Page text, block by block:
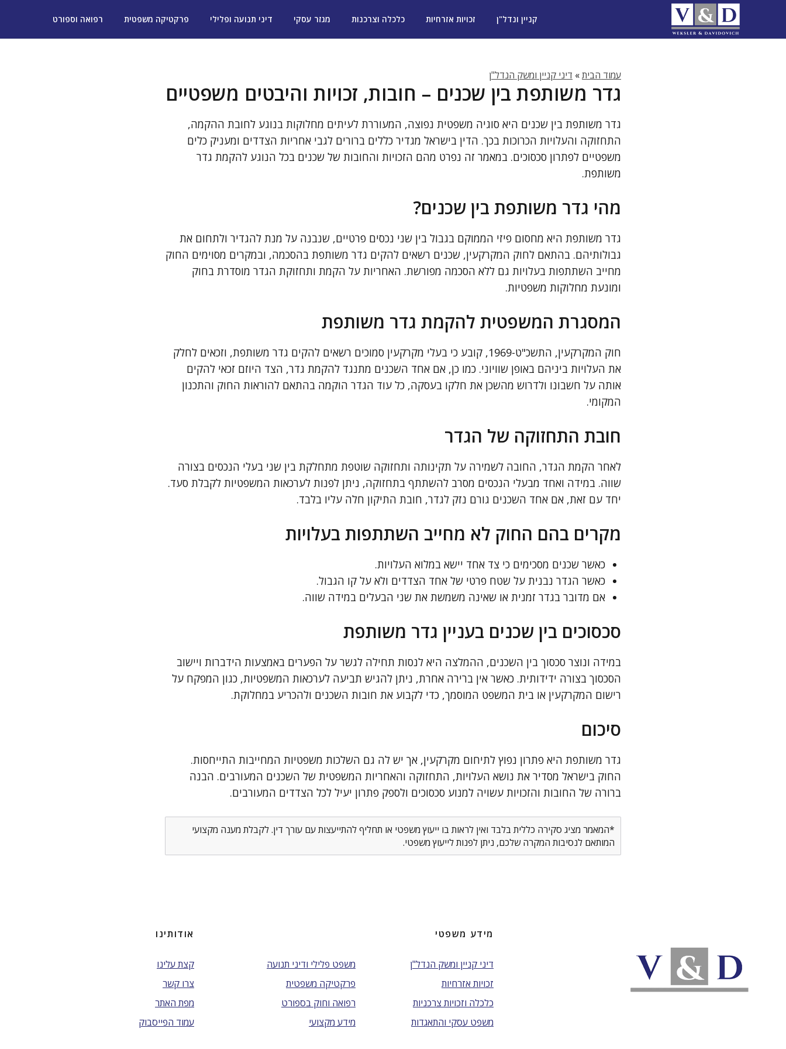
קניין ונדל"ן זכויות אזרחיות כלכלה וצרכנות מגזר עסקי דיני תנועה ופלילי פרקטיקה משפטית רפואה וספורט
עמוד הבית» דיני קניין ומשק הנדל"ן
גדר משותפת בין שכנים – חובות, זכויות והיבטים משפטיים
גדר משותפת בין שכנים היא סוגיה משפטית נפוצה, המעוררת לעיתים מחלוקות בנוגע לחובת ההקמה,
התחזוקה והעלויות הכרוכות בכך. הדין בישראל מגדיר כללים ברורים לגבי אחריות הצדדים ומעניק כלים
משפטיים לפתרון סכסוכים. במאמר זה נפרט מהם הזכויות והחובות של שכנים בכל הנוגע להקמת גדר
משותפת.
מהי גדר משותפת בין שכנים?
גדר משותפת היא מחסום פיזי הממוקם בגבול בין שני נכסים פרטיים, שנבנה על מנת להגדיר ולתחום את
גבולותיהם. בהתאם לחוק המקרקעין, שכנים רשאים להקים גדר משותפת בהסכמה, ובמקרים מסוימים החוק
מחייב השתתפות בעלויות גם ללא הסכמה מפורשת. האחריות על הקמת ותחזוקת הגדר מוסדרת בחוק
ומונעת מחלוקות משפטיות.
המסגרת המשפטית להקמת גדר משותפת
חוק המקרקעין, התשכ"ט-1969, קובע כי בעלי מקרקעין סמוכים רשאים להקים גדר משותפת, וזכאים לחלק
את העלויות ביניהם באופן שוויוני. כמו כן, אם אחד השכנים מתנגד להקמת גדר, הצד היוזם זכאי להקים
אותה על חשבונו ולדרוש מהשכן את חלקו בעסקה, כל עוד הגדר הוקמה בהתאם להוראות החוק והתכנון
המקומי.
חובת התחזוקה של הגדר
לאחר הקמת הגדר, החובה לשמירה על תקינותה ותחזוקה שוטפת מתחלקת בין שני בעלי הנכסים בצורה
שווה. במידה ואחד מבעלי הנכסים מסרב להשתתף בתחזוקה, ניתן לפנות לערכאות המשפטיות לקבלת סעד.
יחד עם זאת, אם אחד השכנים גורם נזק לגדר, חובת התיקון חלה עליו בלבד.
מקרים בהם החוק לא מחייב השתתפות בעלויות
כאשר שכנים מסכימים כי צד אחד יישא במלוא העלויות.
כאשר הגדר נבנית על שטח פרטי של אחד הצדדים ולא על קו הגבול.
אם מדובר בגדר זמנית או שאינה משמשת את שני הבעלים במידה שווה.
סכסוכים בין שכנים בעניין גדר משותפת
במידה ונוצר סכסוך בין השכנים, ההמלצה היא לנסות תחילה לגשר על הפערים באמצעות הידברות ויישוב
הסכסוך בצורה ידידותית. כאשר אין ברירה אחרת, ניתן להגיש תביעה לערכאות המשפטיות, כגון המפקח על
רישום המקרקעין או בית המשפט המוסמך, כדי לקבוע את חובות השכנים ולהכריע במחלוקת.
סיכום
גדר משותפת היא פתרון נפוץ לתיחום מקרקעין, אך יש לה גם השלכות משפטיות המחייבות התייחסות.
החוק בישראל מסדיר את נושא העלויות, התחזוקה והאחריות המשפטית של השכנים המעורבים. הבנה
ברורה של החובות והזכויות עשויה למנוע סכסוכים ולספק פתרון יעיל לכל הצדדים המעורבים.
*המאמר מציג סקירה כללית בלבד ואין לראות בו ייעוץ משפטי או תחליף להתייעצות עם עורך דין. לקבלת מענה מקצועי
המותאם לנסיבות המקרה שלכם, ניתן לפנות לייעוץ משפטי.
מידע משפטי
דיני קניין ומשק הנדל"ן
זכויות אזרחיות
כלכלה וזכויות צרכניות
משפט עסקי והתאגדות
משפט פלילי ודיני תנועה
פרקטיקה משפטית
רפואה וחוק בספורט
מידע מקצועי
אודותינו
קצת עלינו
צרו קשר
מפת האתר
עמוד הפייסבוק